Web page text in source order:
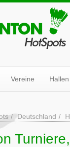
Vereine Hallen
Deutschland